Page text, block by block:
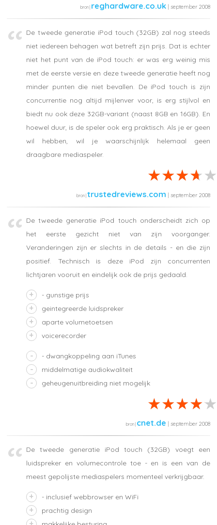
reghardware.co.uk | september 2008
De tweede generatie iPod touch (32GB) zal nog steeds
niet iedereen behagen wat betreft zijn prijs. Dat is echter
niet het punt van de iPod touch: er was erg weinig mis
met de eerste versie en deze tweede generatie heeft nog
minder punten die niet bevallen. De iPod touch is zijn
concurrentie nog altijd mijlenver voor, is erg stijlvol en
biedt nu ook deze 32GB-variant (naast 8GB en 16GB). En
hoewel duur, is de speler ook erg praktisch. Als je er geen
wil hebben, wil je waarschijnlijk helemaal geen
draagbare mediaspeler.
trustedreviews.com | september 2008
De tweede generatie iPod touch onderscheidt zich op
het eerste gezicht niet van zijn voorganger.
Veranderingen zijn er slechts in de details - en die zijn
positief. Technisch is deze iPod zijn concurrenten
lichtjaren vooruit en eindelijk ook de prijs gedaald.
- gunstige prijs
geintegreerde luidspreker
aparte volumetoetsen
voicerecorder
- dwangkoppeling aan iTunes
middelmatige audiokwaliteit
geheugenuitbreiding niet mogelijk
cnet.de | september 2008
De tweede generatie iPod touch (32GB) voegt een
luidspreker en volumecontrole toe - en is een van de
meest gepolijste mediaspelers momenteel verkrijgbaar.
- inclusief webbrowser en WiFi
prachtig design